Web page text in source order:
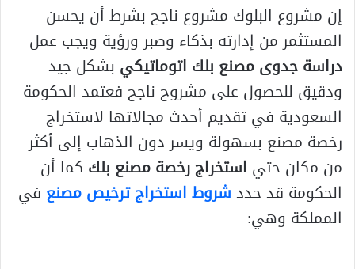
إن مشروع البلوك مشروع ناجح بشرط أن يحسن
المستثمر من إدارته بذكاء وصبر ورؤية ويجب عمل
دراسة جدوى مصنع بلك اتوماتيكي بشكل جيد
ودقيق للحصول على مشروح ناجح فعتمد الحكومة
السعودية في تقديم أحدث مجالاتها لاستخراج
رخصة مصنع بسهولة ويسر دون الذهاب إلى أكثر
من مكان حتي استخراج رخصة مصنع بلك كما أن
الحكومة قد حددشروط استخراج ترخيص مصنع في
المملكة وهي: